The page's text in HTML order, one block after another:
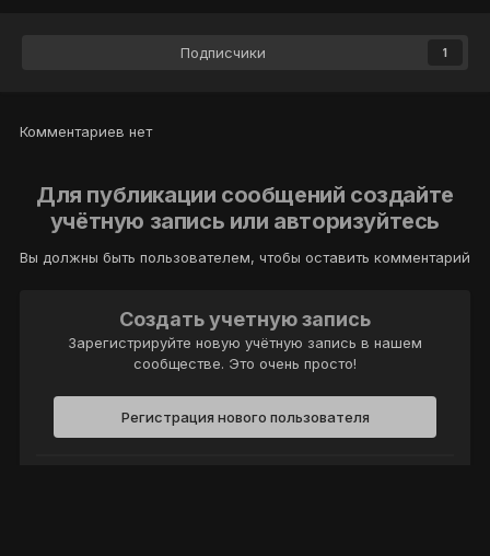
Подписчики 1
Комментариев нет
Для публикации сообщений создайте
учётную запись или авторизуйтесь
Вы должны быть пользователем, чтобы оставить комментарий
Создать учетную запись
Зарегистрируйте новую учётную запись в нашем
сообществе. Это очень просто!
Регистрация нового пользователя